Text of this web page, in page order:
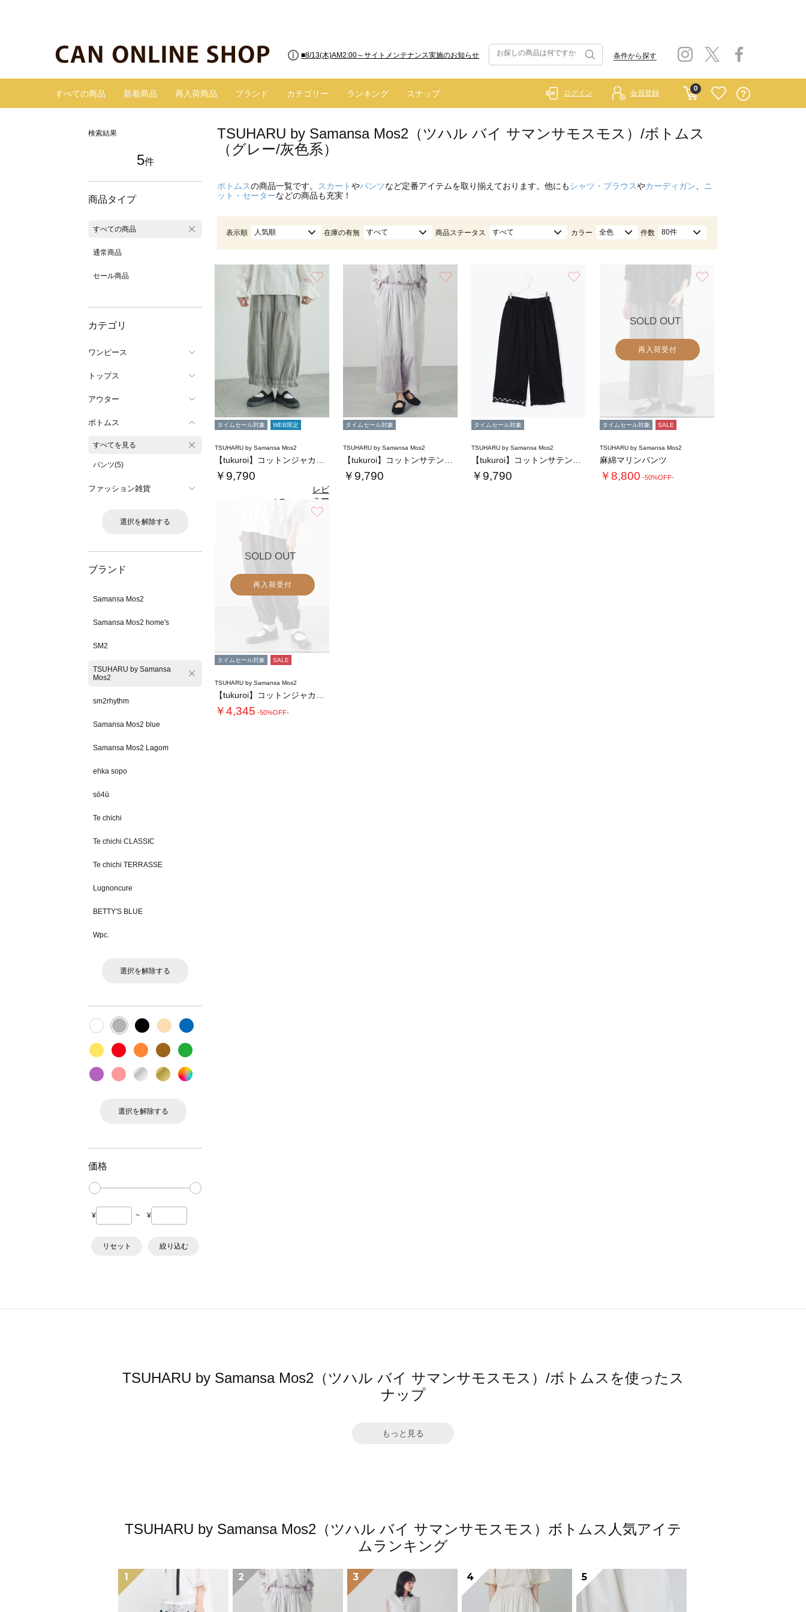
■8/13(木)AM2:00～サイトメンテナンス実施のお知らせ 条件から探す
すべての商品 新着商品 再入荷商品 ブランド カテゴリー ランキング スナップ
0
ログイン 会員登録
検索結果
5件
商品タイプ
すべての商品
通常商品
セール商品
カテゴリ
ワンピース
トップス
アウター
ボトムス
すべてを見る
パンツ(5)
ファッション雑貨
選択を解除する
ブランド
Samansa Mos2
Samansa Mos2 home's
SM2
TSUHARU by Samansa
Mos2
sm2rhythm
Samansa Mos2 blue
Samansa Mos2 Lagom
ehka sopo
sō4ū
Te chichi
Te chichi CLASSIC
Te chichi TERRASSE
Lugnoncure
BETTY'S BLUE
Wpc.
選択を解除する
選択を解除する
価格
¥ ~ ¥
リセット 絞り込む
TSUHARU by Samansa Mos2（ツハル バイ サマンサモスモス）/ボトムス
（グレー/灰色系）
ボトムスの商品一覧です。 スカートやパンツなど定番アイテムを取り揃えております。他にもシャツ・ブラウスやカーディガン
ニ
ット・セーターなどの商品も充実！
表示順 人気順 在庫の有無 すべて 商品ステータス すべて カラー 全色 件数 80件
タイムセール対象 WEB限定
TSUHARU by Samansa Mos2
￥9,790
4.7
レビ
ュー
を見
る
タイムセール対象
TSUHARU by Samansa Mos2
￥9,790
タイムセール対象
TSUHARU by Samansa Mos2
￥9,790
SOLD OUT
再入荷受付
タイムセール対象 SALE
TSUHARU by Samansa Mos2
麻綿マリンパンツ
￥8,800 -50%OFF-
SOLD OUT
再入荷受付
タイムセール対象 SALE
TSUHARU by Samansa Mos2
￥4,345 -50%OFF-
TSUHARU by Samansa Mos2（ツハル バイ サマンサモスモス）/ボトムスを使ったス
ナップ
もっと見る
TSUHARU by Samansa Mos2（ツハル バイ サマンサモスモス）ボトムス人気アイテ
ムランキング
1 2 3 4 5